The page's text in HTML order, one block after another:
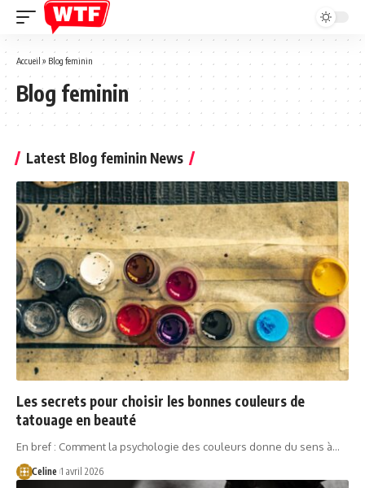
Accueil » Blog feminin
Blog feminin
Latest Blog feminin News
Les secrets pour choisir les bonnes couleurs de
tatouage en beauté
En bref : Comment la psychologie des couleurs donne du sens à…
Celine 1 avril 2026